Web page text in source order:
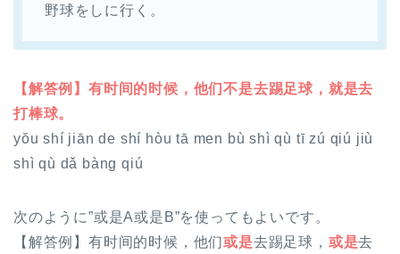
野球をしに行く。
【解答例】有时间的时候，他们不是去踢足球，就是去
打棒球。
yŏu shí jiān de shí hòu tā men bù shì qù tī zú qiú jiù
shì qù dǎ bàng qiú
次のように”或是A或是B”を使ってもよいです。
【解答例】有时间的时候，他们或是去踢足球， 或是去